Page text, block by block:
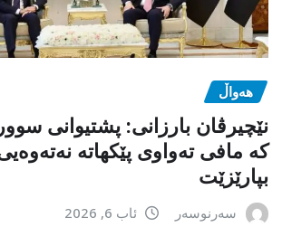
هەواڵ
نێچیرڤان بارزانی: پشتیوانی
کە مافی تەواوی پێکهاتە نەتەوەیی
بپارێزێت
سەرنوسەر ئاب 6, 2026